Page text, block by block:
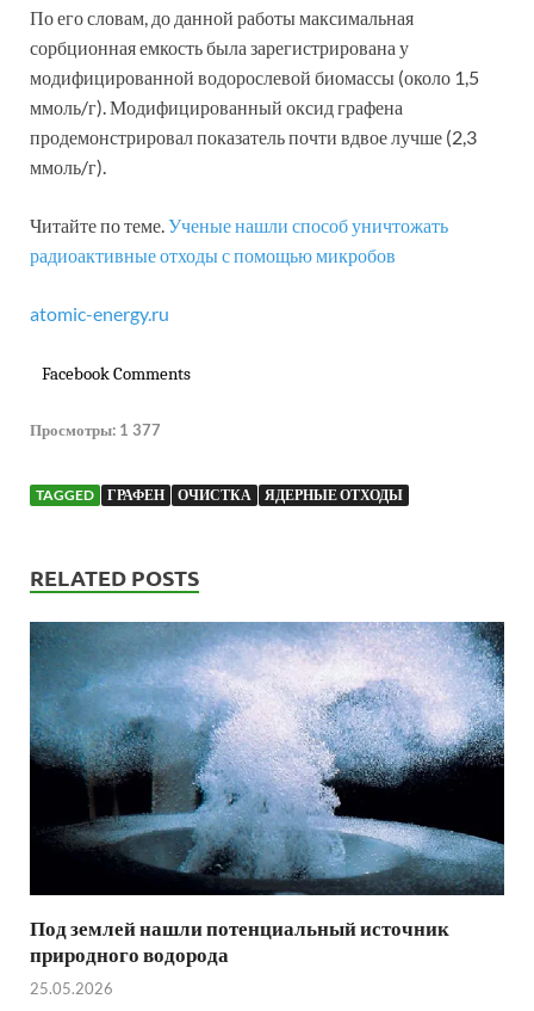
По его словам, до данной работы максимальная
сорбционная емкость была зарегистрирована у
модифицированной водорослевой биомассы (около 1,5
ммоль/г). Модифицированный оксид графена
продемонстрировал показатель почти вдвое лучше (2,3
ммоль/г).
Читайте по теме.Ученые нашли способ уничтожать
радиоактивные отходы с помощью микробов
atomic-energy.ru
Facebook Comments
Просмотры: 1 377
TAGGED ГРАФЕН ОЧИСТКА ЯДЕРНЫЕ ОТХОДЫ
RELATED POSTS
Под землей нашли потенциальный источник
природного водорода
25.05.2026